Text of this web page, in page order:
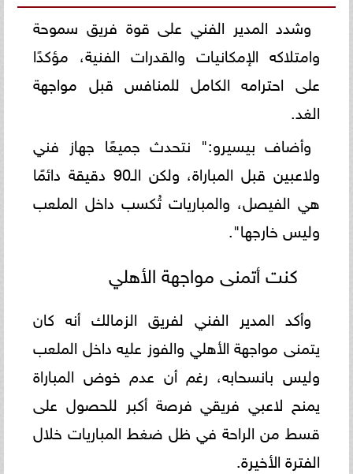
وشدد المدير الفني على قوة فريق سموحة
وامتلاكه الإمكانيات والقدرات الفنية، مؤكدًا
على احترامه الكامل للمنافس قبل مواجهة
الغد.
وأضاف بيسيرو:" نتحدث جميعًا جهاز فني
ولاعبين قبل المباراة، ولكن الـ90 دقيقة دائمًا
هي الفيصل، والمباريات تُكسب داخل الملعب
وليس خارجها".
كنت أتمنى مواجهة الأهلي
وأكد المدير الفني لفريق الزمالك أنه كان
يتمنى مواجهة الأهلي والفوز عليه داخل الملعب
وليس بانسحابه، رغم أن عدم خوض المباراة
يمنح لاعبي فريقي فرصة أكبر للحصول على
قسط من الراحة في ظل ضغط المباريات خلال
الفترة الأخيرة.